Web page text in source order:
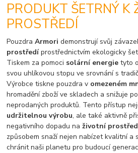
PRODUKT ŠETRNÝ K
PROSTŘEDÍ
PouzdraArmoridemonstrují svůj
prostředíprostřednictvím ekologicky
Tiskem za pomoci solární energie tyto
svou uhlíkovou stopu ve srovnání s
Výrobce tiskne pouzdra v omezeném
hromadění zboží ve skladech a snižuje
neprodaných produktů. Tento přístup
udržitelnou výrobu, ale také aktivně
negativního dopadu naživotní
způsobem snaží nejen nabízet kvalitní a
chránit naši planetu pro budoucí